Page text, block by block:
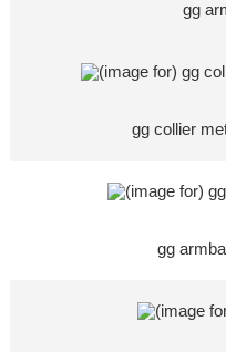
gg
gg collier
gg